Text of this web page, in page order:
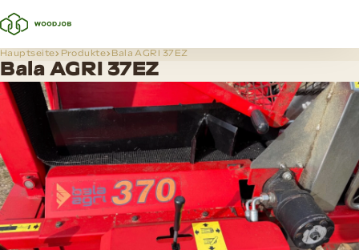
Hauptseite Produkte Bala AGRI 37EZ
Bala AGRI 37EZ